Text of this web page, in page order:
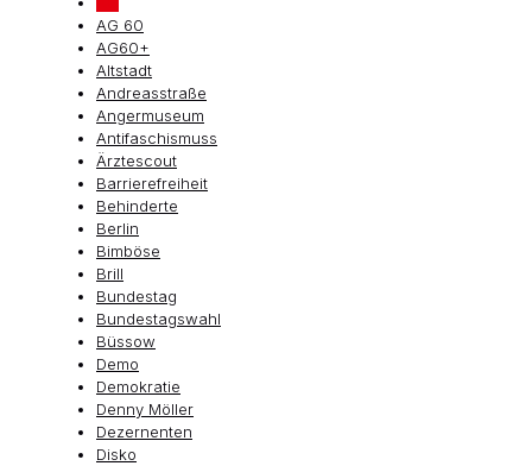
AG 60
AG60+
Altstadt
Andreasstraße
Angermuseum
Antifaschismuss
Ärztescout
Barrierefreiheit
Behinderte
Berlin
Bimböse
Brill
Bundestag
Bundestagswahl
Büssow
Demo
Demokratie
Denny Möller
Dezernenten
Disko